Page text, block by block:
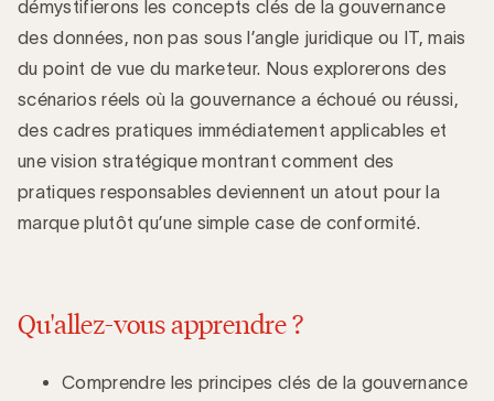
démystifierons les concepts clés de la gouvernance
des données, non pas sous l’angle juridique ou IT, mais
du point de vue du marketeur. Nous explorerons des
scénarios réels où la gouvernance a échoué ou réussi,
des cadres pratiques immédiatement applicables et
une vision stratégique montrant comment des
pratiques responsables deviennent un atout pour la
marque plutôt qu’une simple case de conformité.
Qu'allez-vous apprendre ?
Comprendre les principes clés de la gouvernance